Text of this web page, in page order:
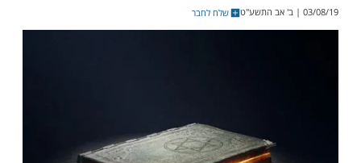
שמוצג באופן בולט בכריכתם. אך הפנים